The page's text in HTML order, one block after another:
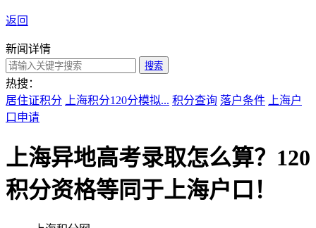
返回
新闻详情
搜索
热搜：
居住证积分
上海积分120分模拟... 积分查询 落户条件
上海户
口申请
上海异地高考录取怎么算？120
积分资格等同于上海户口！